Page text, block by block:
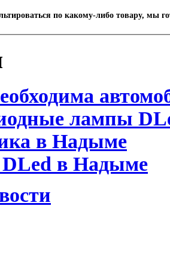
по какому-либо товару, мы
лампы
в Надыме
в Надыме